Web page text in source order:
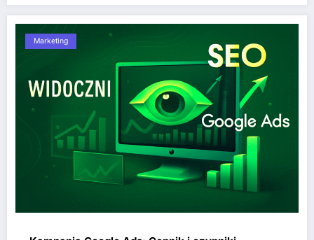
Marketing